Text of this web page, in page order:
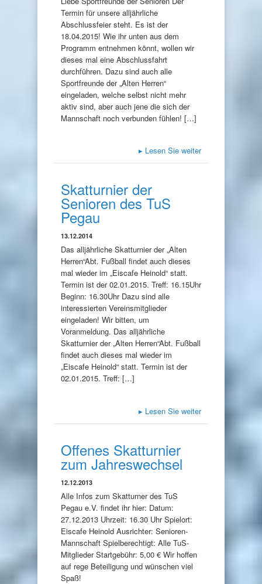
Termin für unsere alljährliche
Abschlussfeier steht. Es ist der
18.04.2015! Wie ihr unten aus dem
Programm entnehmen könnt, wollen wir
dieses mal eine Abschlussfahrt
durchführen. Dazu sind auch alle
Sportfreunde der „Alten Herren“
eingeladen, welche selbst nicht mehr
aktiv sind, aber auch jene die sich der
Mannschaft noch verbunden fühlen! […]
▸ Lesen Sie weiter
Skatturnier der
Senioren des TuS
Pegau
13.12.2014
Das alljährliche Skatturnier der „Alten
Herren“Abt. Fußball findet auch dieses
mal wieder im „Eiscafe Heinold“ statt.
Termin ist der 02.01.2015. Treff: 16.15Uhr
Beginn: 16.30Uhr Dazu sind alle
interessierten Vereinsmitglieder
eingeladen! Wir bitten, um
Voranmeldung. Das alljährliche
Skatturnier der „Alten Herren“Abt. Fußball
findet auch dieses mal wieder im
„Eiscafe Heinold“ statt. Termin ist der
02.01.2015. Treff: […]
▸ Lesen Sie weiter
Offenes Skatturnier
zum Jahreswechsel
12.12.2013
Alle Infos zum Skatturner des TuS
Pegau e.V. findet ihr hier: Datum:
27.12.2013 Uhrzeit: 16.30 Uhr Spielort:
Eiscafe Heinold Ausrichter: Senioren-
Mannschaft Spielberechtigt: Alle TuS-
Mitglieder Startgebühr: 5,00 € Wir hoffen
auf rege Beteiligung und wünschen viel
Spaß!